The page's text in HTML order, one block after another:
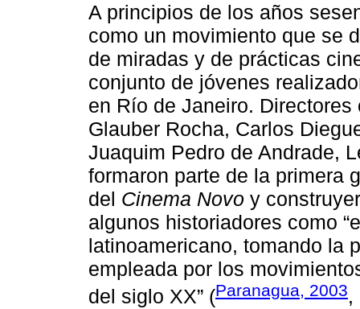
A principios de los años
como un movimiento que se
de miradas y de prácticas
conjunto de jóvenes
en Río de Janeiro.
Glauber Rocha, Carlos
Juaquim Pedro de Andrade,
formaron parte de la primera
del Cinema Novo y
algunos historiadores como
latinoamericano, tomando la
empleada por los
del siglo XX” (Paranagua, 2003,